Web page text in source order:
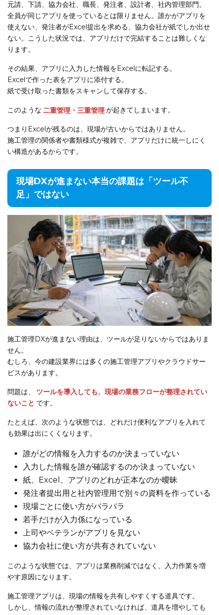
元請、下請、協力会社、職長、発注者、設計者、社内管理部門。
全員が同じアプリを使っているとは限りません。誰かがアプリを
使えない、発注者がExcel提出を求める、協力会社が紙でしか出せ
ない。こうした状況では、アプリだけで完結することは難しくな
ります。
その結果、アプリに入力した情報をExcelに転記する。
Excelで作った表をアプリに添付する。
紙で受け取った書類をスキャンして保存する。
このような 二重管理・三重管理が起きてしまいます。
つまりExcelが残るのは、現場が古いからではありません。
施工管理の関係者や書類様式が複雑で、アプリだけに統一しにく
い構造があるからです。
現場DXが進まない本当の課題は「ツール不
足」ではない
施工管理DXが進まない理由は、ツールが足りないからではありま
せん。
むしろ、今の建設業界には多くの施工管理アプリやクラウドサー
ビスがあります。
問題は、
ツールを導入しても、現場の業務フローが整理されてい
ないこと です。
たとえば、次のような状態では、どれだけ便利なアプリを入れて
も効果は出にくくなります。
誰がどの情報を入力するのか決まっていない
入力した情報を誰が確認するのか決まっていない
紙、Excel、アプリのどれが正本なのか曖昧
発注者提出用と社内管理用で別々の資料を作っている
現場ごとに使い方がバラバラ
若手だけが入力係になっている
上司やベテランがアプリを見ない
協力会社に使い方が共有されていない
このような状態では、アプリは業務削減ではなく、入力作業を増
やす原因になります。
施工管理アプリは、現場の情報を共有しやすくする道具です。
しかし、情報の流れが整理されていなければ、道具を増やしても